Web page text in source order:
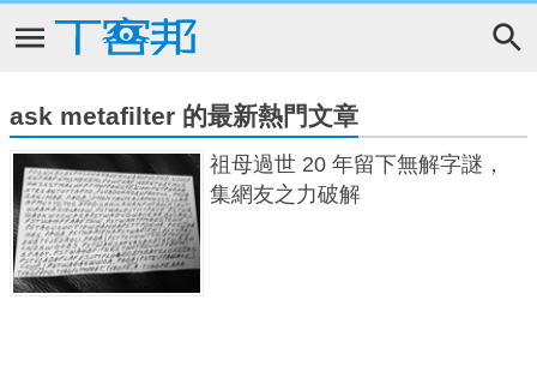
ask metafilter 的最新熱門文章
祖母過世 20 年留下無解字謎，
集網友之力破解